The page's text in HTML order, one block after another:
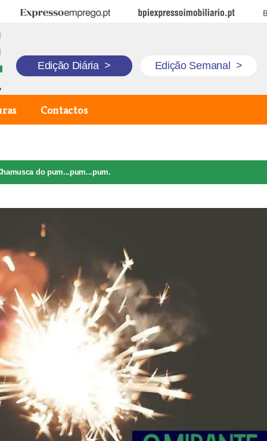
Expresso Emprego BPI Expresso Imobiliário
Edição Diária > Edição Semanal >
Contactos
do pum...pum...pum.